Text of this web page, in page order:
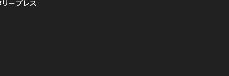
ープレス